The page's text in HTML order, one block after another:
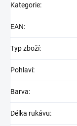
Kategorie:
EAN:
Typ zboží:
Pohlaví:
Barva:
Délka rukávu: